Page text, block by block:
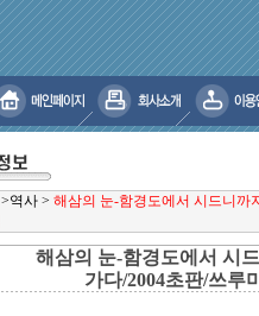
>역사 > 해삼의 눈-함경도에서 시드니까
해삼의 눈-함경도에서 시
가다/2004초판/쓰루